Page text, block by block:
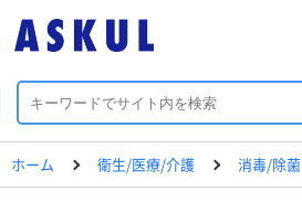
ホーム 衛生/医療/介護 消毒/除菌